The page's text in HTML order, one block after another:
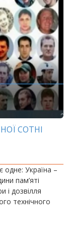
СОТНІ
одне: Україна –
пам’яті
і дозвілля
технічного